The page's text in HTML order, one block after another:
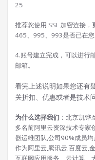
25
推荐您使用 SSL 加密连接
465、995、993是否已在您
4.账号建立完成，可以进行
邮箱。
看完上述说明如果您还有
关折扣、优惠或者是技术
为什么选择我们 ：北京凯铧
多名前阿里云资深技术专家
器运维团队,公司90%成员均
作为阿里云,腾讯云,百度云,
互联网应用服务、云计算、